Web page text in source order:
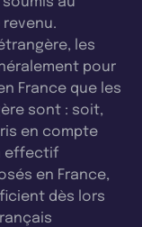
revenu.
les
pour
France que les
sont : soit,
en compte
effectif
en France,
dès lors